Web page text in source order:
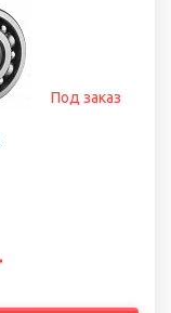
Под заказ